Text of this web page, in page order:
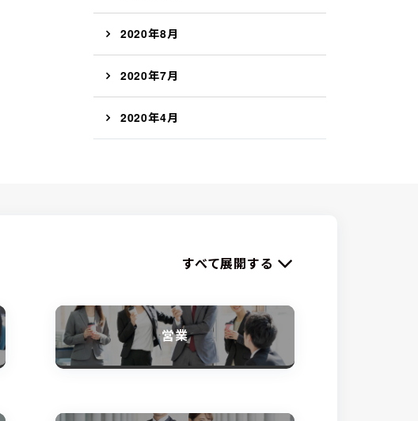
2020年8月
2020年7月
2020年4月
すべて展開する
営業